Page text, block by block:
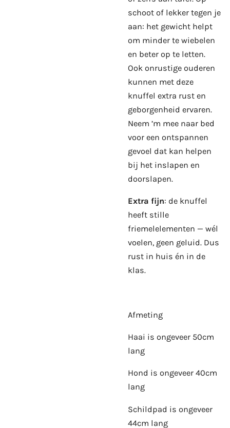
schoot of lekker tegen je
aan: het gewicht helpt
om minder te wiebelen
en beter op te letten.
Ook onrustige ouderen
kunnen met deze
knuffel extra rust en
geborgenheid ervaren.
Neem ’m mee naar bed
voor een ontspannen
gevoel dat kan helpen
bij het inslapen en
doorslapen.
Extra fijn: de knuffel
heeft stille
friemelelementen — wél
voelen, geen geluid. Dus
rust in huis én in de
klas.
Afmeting
Haai is ongeveer 50cm
lang
Hond is ongeveer 40cm
lang
Schildpad is ongeveer
44cm lang